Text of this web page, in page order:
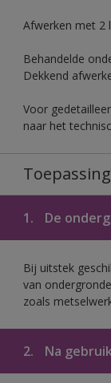
Afwerken met 2
Behandelde
Dekkend
Voor
naar het
1. De
Bij uitstek
van
zoals
2. Na